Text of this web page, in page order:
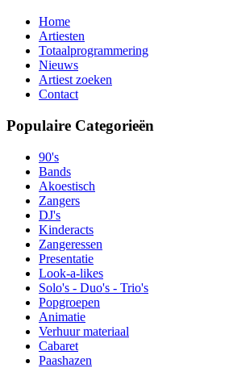
Home
Artiesten
Totaalprogrammering
Nieuws
Artiest zoeken
Contact
Populaire Categorieën
90's
Bands
Akoestisch
Zangers
DJ's
Kinderacts
Zangeressen
Presentatie
Look-a-likes
Solo's - Duo's - Trio's
Popgroepen
Animatie
Verhuur materiaal
Cabaret
Paashazen